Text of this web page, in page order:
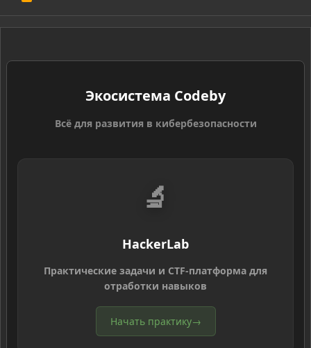
S
Экосистема Codeby
Всё для развития в кибербезопасности
🔬
HackerLab
Практические задачи и CTF-платформа для
отработки навыков
Начать практику→